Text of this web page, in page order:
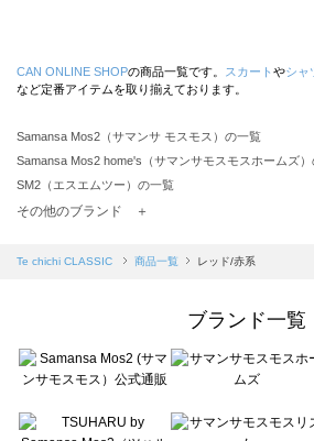
CAN ONLINE SHOPの商品一覧です。 スカート やシャ
など定番アイテムを取り揃えております。
Samansa Mos2（サマンサ モスモス）の一覧
Samansa Mos2 home's（サマンサモスモスホームズ
SM2（エスエムツー）の一覧
TSUHARU by Samansa Mos2（ツハルバイサマンサモ
Samansa Mos2 blue（サマンサモスモス ブルー）の一
Te chichi（テチチ）の一覧
Te chichi CLASSIC（テチチ クラシック）の一覧
Lugnoncure（ルノンキュール）の一覧
その他のブランド ＋
Te chichi CLASSIC 商品一覧 レッド/赤系
ブランド一覧